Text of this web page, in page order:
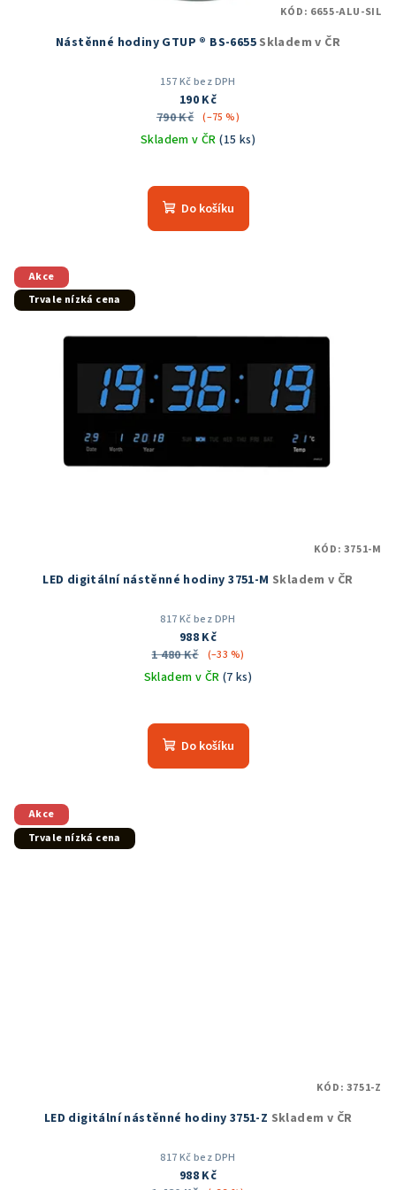
Nástěnné hodiny GTUP ® BS-6655 Skladem v ČR
157 Kč bez DPH
190 Kč
790 Kč (–75 %)
Skladem v ČR(15 ks)
hodnocení
produktu
Do košíku
KÓD: 6655-ALU-SIL
Akce
Trvale nízká cena
LED digitální nástěnné hodiny 3751-M Skladem v ČR
817 Kč bez DPH
988 Kč
1 480 Kč
(–33 %)
Skladem v ČR (7 ks)
hodnocení
produktu
Do košíku
KÓD:3751-M
Akce
Trvale nízká cena
LED digitální nástěnné hodiny 3751-Z Skladem v ČR
817 Kč bez DPH
988 Kč
KÓD:3751-Z